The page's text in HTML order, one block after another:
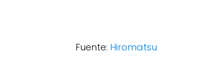
Fuente: Hiromatsu